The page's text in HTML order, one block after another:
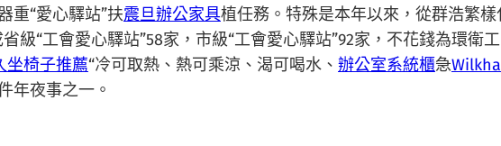
重“愛心驛站”扶震旦辦公家具植任務。特殊是本年以來，從群浩繁樣
級“工會愛心驛站”58家，市級“工會愛心驛站”92家，不花錢為環衛
坐椅子推薦“冷可取熱、熱可乘涼、渴可喝水、 辦公室系統櫃急
年夜事之一。